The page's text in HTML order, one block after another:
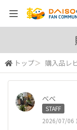
トップ＞ 購入品レ
べべ
STAFF
2026/07/06